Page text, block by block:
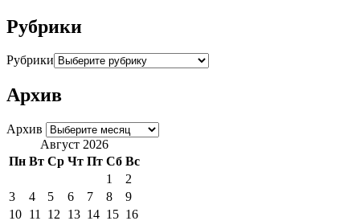
Рубрики
Рубрики
Архив
Архив
Август 2026
Пн Вт Ср Чт Пт Сб Вс
1
2
3
4 5 6 7 8
9
10 11 12 13 14 15 16